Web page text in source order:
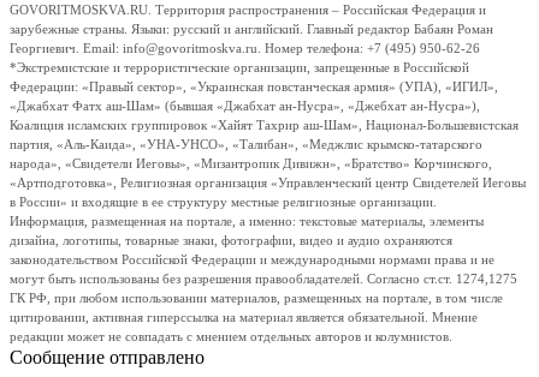
GOVORITMOSKVA.RU. Территория распространения – Российская Федерация и
зарубежные страны. Языки: русский и английский. Главный редактор Бабаян Роман
Георгиевич. Email: info@govoritmoskva.ru. Номер телефона: +7 (495) 950-62-26
*Экстремистские и террористические организации, запрещенные в Российской
Федерации: «Правый сектор», «Украинская повстанческая армия» (УПА), «ИГИЛ»,
«Джабхат Фатх аш-Шам» (бывшая «Джабхат ан-Нусра», «Джебхат ан-Нусра»),
Коалиция исламских группировок «Хайят Тахрир аш-Шам», Национал-Большевистская
партия, «Аль-Каида», «УНА-УНСО», «Талибан», «Меджлис крымско-татарского
народа», «Свидетели Иеговы», «Мизантропик Дивижн», «Братство» Корчинского,
«Артподготовка», Религиозная организация «Управленческий центр Свидетелей Иеговы
в России» и входящие в ее структуру местные религиозные организации.
Информация, размещенная на портале, а именно: текстовые материалы, элементы
дизайна, логотипы, товарные знаки, фотографии, видео и аудио охраняются
законодательством Российской Федерации и международными нормами права и не
могут быть использованы без разрешения правообладателей. Согласно ст.ст. 1274,1275
ГК РФ, при любом использовании материалов, размещенных на портале, в том числе
цитировании, активная гиперссылка на материал является обязательной. Мнение
редакции может не совпадать с мнением отдельных авторов и колумнистов.
Сообщение отправлено